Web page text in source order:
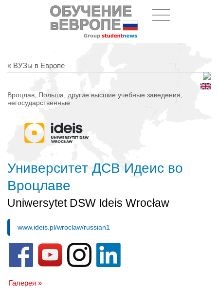
« ВУЗы в Европе
Вроцлав, Польша, другие высшие учебные заведения,
негосударственные
Университет ДСВ Идеис во
Вроцлаве
Uniwersytet DSW Ideis Wrocław
www.ideis.pl/wroclaw/russian1
Галерея »